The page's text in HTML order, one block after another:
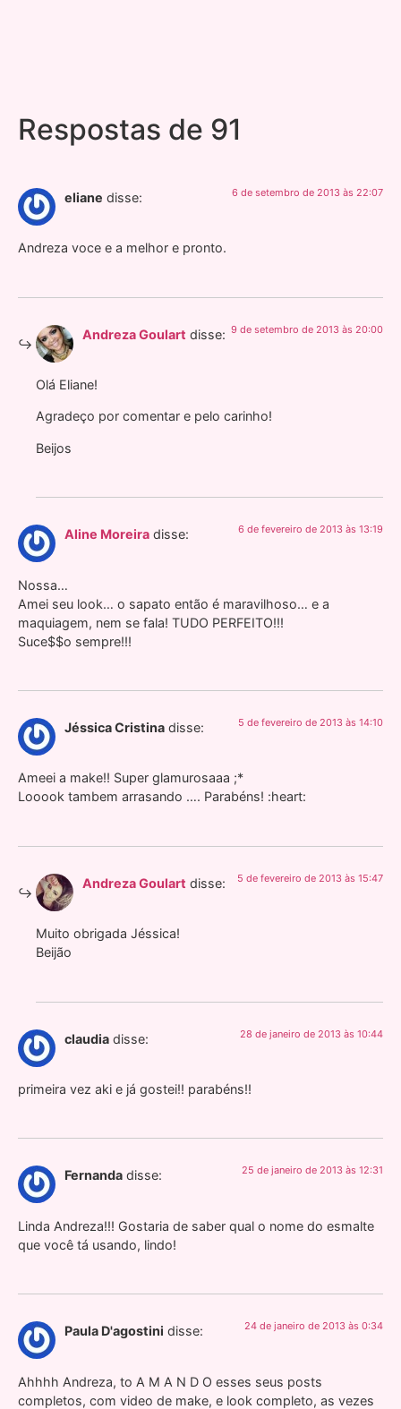
Respostas de 91
eliane disse: 6 de setembro de 2013 às 22:07
Andreza voce e a melhor e pronto.
Andreza Goulart disse: 9 de setembro de 2013 às 20:00
Olá Eliane!
Agradeço por comentar e pelo carinho!
Beijos
Aline Moreira disse: 6 de fevereiro de 2013 às 13:19
Nossa…
Amei seu look… o sapato então é maravilhoso… e a
maquiagem, nem se fala! TUDO PERFEITO!!!
Suce$$o sempre!!!
Jéssica Cristina disse: 5 de fevereiro de 2013 às 14:10
Ameei a make!! Super glamurosaaa ;*
Looook tambem arrasando …. Parabéns! :heart:
Andreza Goulart disse: 5 de fevereiro de 2013 às 15:47
Muito obrigada Jéssica!
Beijão
claudia disse: 28 de janeiro de 2013 às 10:44
primeira vez aki e já gostei!! parabéns!!
Fernanda disse: 25 de janeiro de 2013 às 12:31
Linda Andreza!!! Gostaria de saber qual o nome do esmalte
que você tá usando, lindo!
Paula D'agostini disse: 24 de janeiro de 2013 às 0:34
Ahhhh Andreza, to A M A N D O esses seus posts
completos, com video de make, e look completo, as vezes